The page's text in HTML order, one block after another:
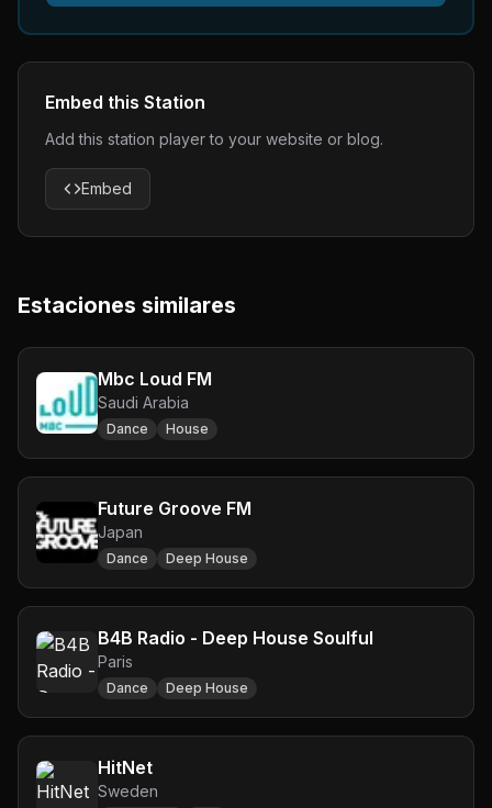
Embed this Station
Add this station player to your website or blog.
Embed
Estaciones similares
Mbc Loud FM
Saudi Arabia
Dance House
Future Groove FM
Japan
Dance Deep House
B4B Radio - Deep House Soulful
Paris
Dance Deep House
HitNet
Sweden